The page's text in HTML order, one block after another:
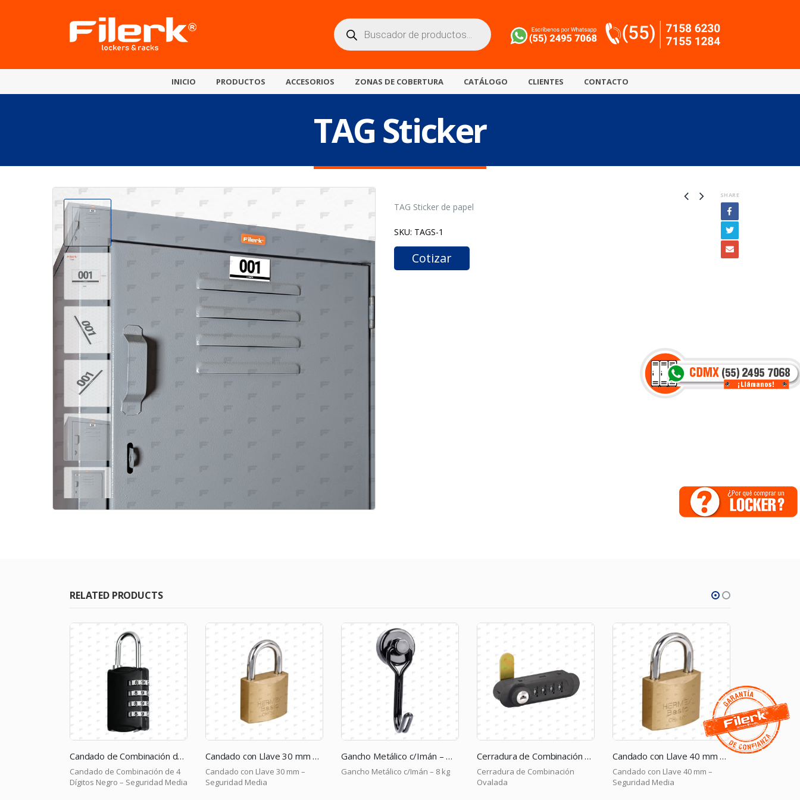
Búsqueda
de
productos
INICIO PRODUCTOS ACCESORIOS ZONAS DE COBERTURA CATÁLOGO CLIENTES CONTACTO
TAG Sticker
TAG Sticker de papel
SKU: TAGS-1
Cotizar
SHARE
RELATED PRODUCTS
Candado con Llave 30 mm – Seguridad Media
Candado con Llave 30 mm –
Seguridad Media
Gancho Metálico c/Imán – Giratorio – 8 kg
Gancho Metálico c/Imán – 8 kg
Cerradura de Combinación Ovalada
Cerradura de Combinación
Candado con Llave 40 mm – Seguridad Media
Candado con Llave 40 mm –
Seguridad Media
Cerradura de Combinación Plateada
Cerradura de Combinación
Plateada